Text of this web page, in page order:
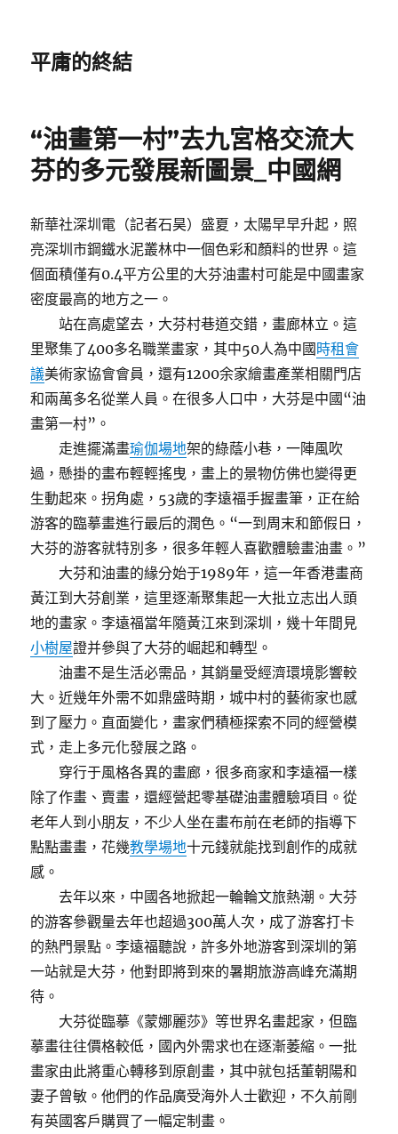
平庸的終結
“油畫第一村”去九宮格交流大
芬的多元發展新圖景_中國網
新華社深圳電（記者石昊）盛夏，太陽早早升起，照
亮深圳市鋼鐵水泥叢林中一個色彩和顏料的世界。這
個面積僅有0.4平方公里的大芬油畫村可能是中國畫家
密度最高的地方之一。
站在高處望去，大芬村巷道交錯，畫廊林立。這
里聚集了400多名職業畫家，其中50人為中國 時租會
議美術家協會會員，還有1200余家繪畫產業相關門店
和兩萬多名從業人員。在很多人口中，大芬是中國“油
畫第一村”。
走進擺滿畫瑜伽場地架的綠蔭小巷，一陣風吹
過，懸掛的畫布輕輕搖曳，畫上的景物仿佛也變得更
生動起來。拐角處，53歲的李遠福手握畫筆，正在給
游客的臨摹畫進行最后的潤色。“一到周末和節假日，
大芬的游客就特別多，很多年輕人喜歡體驗畫油畫。”
大芬和油畫的緣分始于1989年，這一年香港畫商
黃江到大芬創業，這里逐漸聚集起一大批立志出人頭
地的畫家。李遠福當年隨黃江來到深圳，幾十年間見
小樹屋證并參與了大芬的崛起和轉型。
油畫不是生活必需品，其銷量受經濟環境影響較
大。近幾年外需不如鼎盛時期，城中村的藝術家也感
到了壓力。直面變化，畫家們積極探索不同的經營模
式，走上多元化發展之路。
穿行于風格各異的畫廊，很多商家和李遠福一樣
除了作畫、賣畫，還經營起零基礎油畫體驗項目。從
老年人到小朋友，不少人坐在畫布前在老師的指導下
點點畫畫，花幾教學場地十元錢就能找到創作的成就
感。
去年以來，中國各地掀起一輪輪文旅熱潮。大芬
的游客參觀量去年也超過300萬人次，成了游客打卡
的熱門景點。李遠福聽說，許多外地游客到深圳的第
一站就是大芬，他對即將到來的暑期旅游高峰充滿期
待。
大芬從臨摹《蒙娜麗莎》等世界名畫起家，但臨
摹畫往往價格較低，國內外需求也在逐漸萎縮。一批
畫家由此將重心轉移到原創畫，其中就包括董朝陽和
妻子曾敏。他們的作品廣受海外人士歡迎，不久前剛
有英國客戶購買了一幅定制畫。